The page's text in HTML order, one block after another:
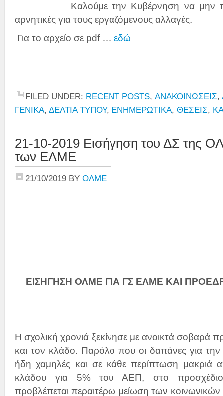
Καλούμε την Κυβέρνηση να μην
αρνητικές για τους εργαζόμενους αλλαγές.
Για το αρχείο σε pdf … εδώ
FILED UNDER: RECENT POSTS, ΑΝΑΚΟΙΝΩΣΕΙΣ,
ΓΕΝΙΚΑ, ΔΕΛΤΙΑ ΤΥΠΟΥ, ΕΝΗΜΕΡΩΤΙΚΑ, ΘΕΣΕΙΣ,
21-10-2019 Εισήγηση του ΔΣ της
των ΕΛΜΕ
21/10/2019 BY ΟΛΜΕ
ΕΙΣΗΓΗΣΗ ΟΛΜΕ ΓΙΑ ΓΣ ΕΛΜΕ ΚΑΙ
Η σχολική χρονιά ξεκίνησε με ανοικτά σοβαρά
και τον κλάδο. Παρόλο που οι δαπάνες για
ήδη χαμηλές και σε κάθε περίπτωση μακριά
κλάδου για 5% του ΑΕΠ, στο προσχέδιο
προβλέπεται περαιτέρω μείωση των